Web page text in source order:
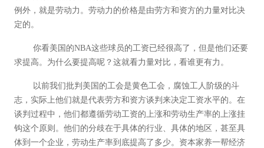
例外，就是劳动力。劳动力的价格是由劳方和资方的力量对比决
定的。
你看美国的NBA这些球员的工资已经很高了，但是他们还要
求提高。为什么要提高呢？这就看力量对比，看谁更有力。
以前我们批判美国的工会是黄色工会，腐蚀工人阶级的斗
志，实际上他们就是代表劳方和资方谈判来决定工资水平的。在
谈判过程中，他们都遵循劳动工资的上涨和劳动生产率的上涨挂
钩这个原则。他们的分歧在于具体的行业、具体的地区，甚至具
体到一个企业，劳动生产率到底提高了多少。资本家养一帮经济